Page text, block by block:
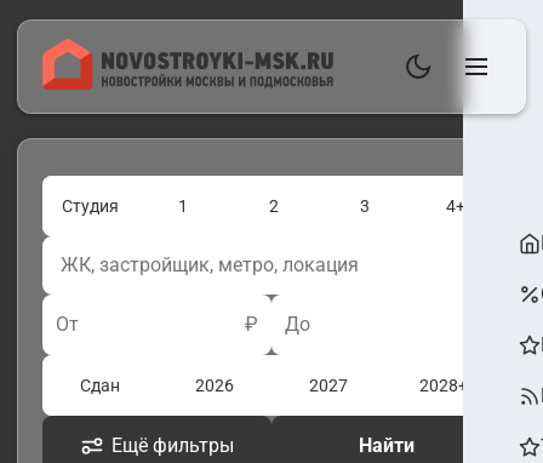
Студия 1 2 3 4+
От ₽ До
Сдан 2026 2027 2028+
Ещё фильтры Найти